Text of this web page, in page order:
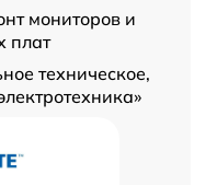
мониторов и
плат
техническое,